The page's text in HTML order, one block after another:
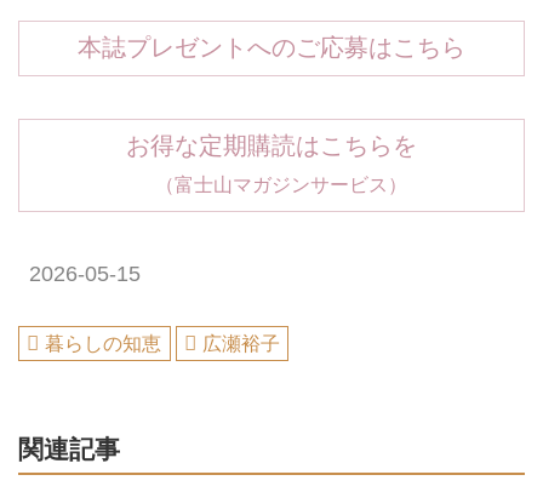
本誌プレゼントへのご応募はこちら
お得な定期購読はこちらを
（富士山マガジンサービス）
2026-05-15
暮らしの知恵 広瀬裕子
関連記事